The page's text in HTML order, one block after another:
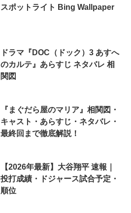
スポットライト Bing Wallpaper
ドラマ『DOC（ドック）3 あすへ
のカルテ』あらすじ ネタバレ 相
関図
『まぐだら屋のマリア』相関図・
キャスト・あらすじ・ネタバレ・
最終回まで徹底解説！
【2026年最新】大谷翔平 速報｜
投打成績・ドジャース試合予定・
順位